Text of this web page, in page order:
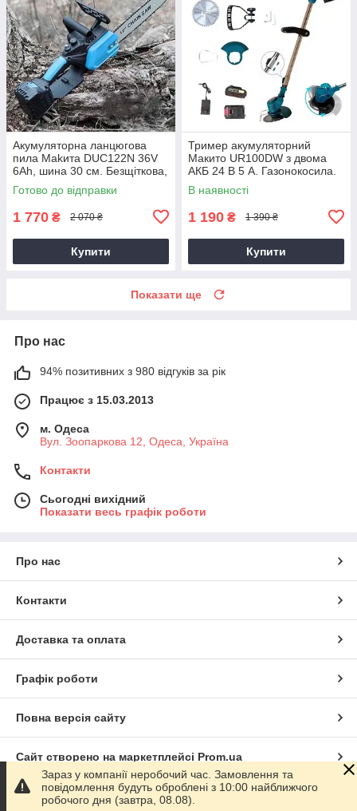
Акумуляторна ланцюгова
пила Makита DUC122N 36V
6Ah, шина 30 см. Безщіткова,
Змащення ланцюга.
Готово до відправки
1 770 ₴ 2 070 ₴
Купити
Тример акумуляторний
Макито UR100DW з двома
АКБ 24 В 5 А. Газонокосила.
В наявності
1 190 ₴ 1 390 ₴
Купити
Показати ще
Про нас
94% позитивних з 980 відгуків за рік
Працює з 15.03.2013
м. Одеса
Вул. Зоопаркова 12, Одеса, Україна
Контакти
Сьогодні вихідний
Показати весь графік роботи
Про нас
Контакти
Доставка та оплата
Графік роботи
Повна версія сайту
Сайт створено на маркетплейсі Prom.ua
Політика конфіденційності
Зараз у компанії неробочий час. Замовлення та
повідомлення будуть оброблені з 10:00 найближчого
робочого дня (завтра, 08.08).